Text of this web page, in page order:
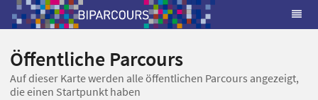
Öffentliche Parcours
Auf dieser Karte werden alle öffentlichen Parcours angezeigt,
die einen Startpunkt haben